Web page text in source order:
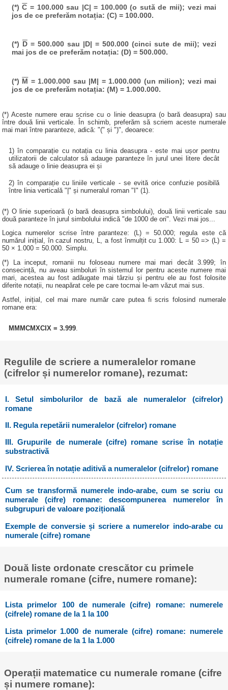
(*)C = 100.000 sau |C| = 100.000 (o sută de mii); vezi mai
jos de ce preferăm notația: (C) = 100.000.
(*) D= 500.000 sau |D| = 500.000 (cinci sute de mii); vezi
mai jos de ce preferăm notația: (D) = 500.000.
(*) M = 1.000.000 sau |M| = 1.000.000 (un milion); vezi mai
jos de ce preferăm notația: (M) = 1.000.000.
(*) Aceste numere erau scrise cu o linie deasupra (o bară deasupra) sau
între două linii verticale. În schimb, preferăm să scriem aceste numerale
mai mari între paranteze, adică: "(" și ")", deoarece:
1) în comparație cu notația cu linia deasupra - este mai ușor pentru
utilizatorii de calculator să adauge paranteze în jurul unei litere decât
să adauge o linie deasupra ei și
2) în comparație cu liniile verticale - se evită orice confuzie posibilă
între linia verticală "|" și numeralul roman "I" (1).
(*) O linie superioară (o bară deasupra simbolului), două linii verticale sau
două paranteze în jurul simbolului indică "de 1000 de ori". Vezi mai jos...
Logica numerelor scrise între paranteze: (L) = 50.000; regula este că
numărul inițial, în cazul nostru, L, a fost înmulțit cu 1.000: L = 50 => (L) =
50 × 1.000 = 50.000. Simplu.
(*) La inceput, romanii nu foloseau numere mai mari decât 3.999; în
consecință, nu aveau simboluri în sistemul lor pentru aceste numere mai
mari, acestea au fost adăugate mai târziu și pentru ele au fost folosite
diferite notații, nu neapărat cele pe care tocmai le-am văzut mai sus.
Astfel, inițial, cel mai mare număr care putea fi scris folosind numerale
romane era:
MMMCMXCIX = 3.999
Regulile de scriere a numeralelor romane
(cifrelor și numerelor romane), rezumat:
I. Setul simbolurilor de bază ale numeralelor (cifrelor)
romane
II. Regula repetării numeralelor (cifrelor) romane
III. Grupurile de numerale (cifre) romane scrise în notație
substractivă
IV. Scrierea în notație aditivă a numeralelor (cifrelor) romane
Cum se transformă numerele indo-arabe, cum se scriu cu
numerale (cifre) romane: descompunerea numerelor în
subgrupuri de valoare pozițională
Exemple de conversie și scriere a numerelor indo-arabe cu
numerale (cifre) romane
Două liste ordonate crescător cu primele
numerale romane (cifre, numere romane):
Lista primelor 100 de numerale (cifre) romane: numerele
(cifrele) romane de la 1 la 100
Lista primelor 1.000 de numerale (cifre) romane: numerele
(cifrele) romane de la 1 la 1.000
Operații matematice cu numerale romane (cifre
și numere romane):